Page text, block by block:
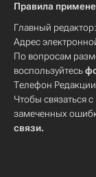
Правила
Главный редактор:
Адрес
По вопросам
воспользуйтесь
Телефон
Чтобы связаться
замеченных
связи.